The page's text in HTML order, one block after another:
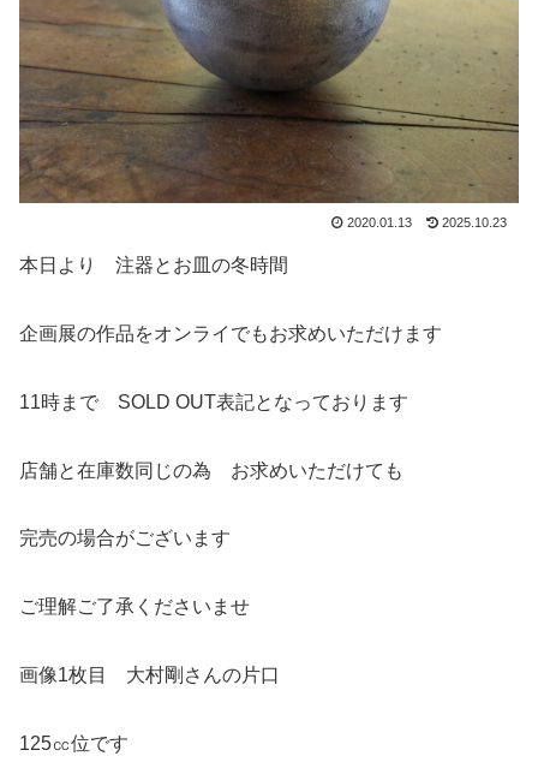
2020.01.13 2025.10.23
本日より 注器とお皿の冬時間
企画展の作品をオンライでもお求めいただけます
11時まで SOLD OUT表記となっております
店舗と在庫数同じの為 お求めいただけても
完売の場合がございます
ご理解ご了承くださいませ
画像1枚目 大村剛さんの片口
125㏄位です